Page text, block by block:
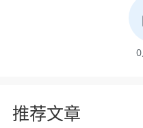
毕业生应具备以下
块体系；
0
推荐文章